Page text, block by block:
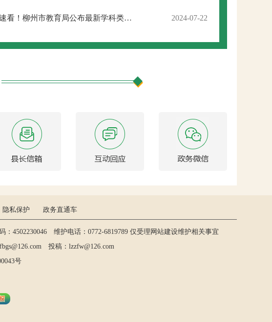
2024-07-22
家长们速看！柳州市教育局公布最新学科类校外培训机构“黑白名单”
隐私保护 政务直通车
维护电话：0772-6819789 仅受理网站建设维护相关事宜
投稿：lzzfw@126.com
号